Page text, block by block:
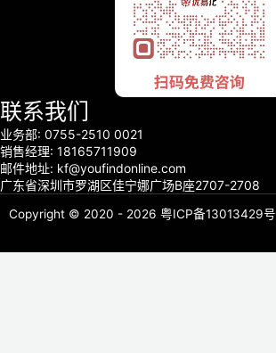
联系我们
业务部: 0755-2510 0021
销售经理: 18165711909
邮件地址: kf@youfindonline.com
广东省深圳市罗湖区佳宁娜广场B座2707-2708
Copyright © 2020 - 2026 粤ICP备13013429号